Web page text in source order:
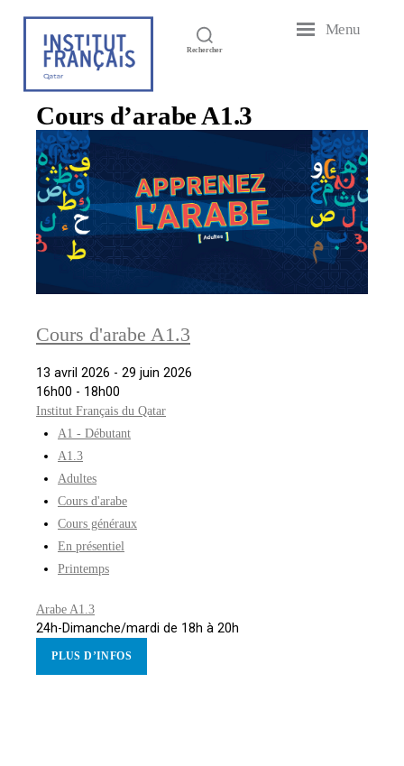
Rechercher
Institut
Français
Qatar
Menu
Cours d’arabe A1.3
Cours d'arabe A1.3
13 avril 2026 - 29 juin 2026
16h00 - 18h00
Institut Français du Qatar
A1 - Débutant
A1.3
Adultes
Cours d'arabe
Cours généraux
En présentiel
Printemps
Arabe A1.3
24h-Dimanche/mardi de 18h à 20h
PLUS D’INFOS